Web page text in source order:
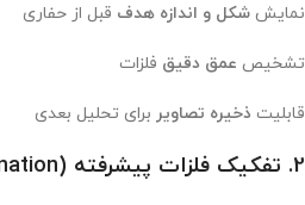
نمایش شکل و اندازه هدف قبل از حفاری
تشخیص عمق دقیق فلزات
قابلیت ذخیره تصاویر برای تحلیل بعدی
2. تفکیک فلزات پیشرفته (Discrimination)